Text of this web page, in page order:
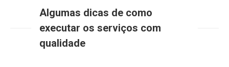
Algumas dicas de como
executar os serviços com
qualidade